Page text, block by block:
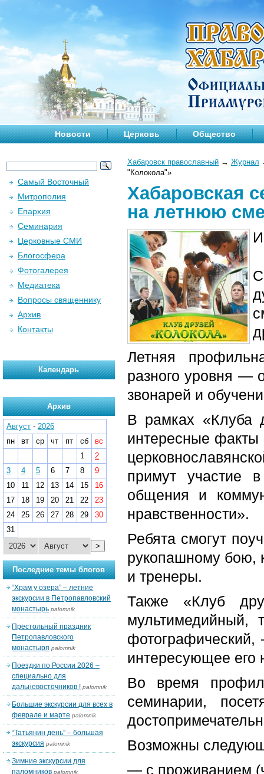
Новости Церковь Общество
Хабаровск православный → Журнал
"Колокола"»
Хабаровская
на летнюю
Летняя
разного уровня —
звонарей и
В рамках «Клуба
интересные факты
примут участие
общения и
нравственности».
Ребята смогут
рукопашному бою,
и тренеры.
Также «Клуб
мультимедийный,
интересующее его
Во время
семинарии,
Возможны
— с проживанием
Самый Восточный
Митрополия
Епархия
Семинария
Церковные СМИ
Блогосфера
Фотогалерея
Медиатека
Вопросы священнику
Архив
Контакты
Календарь
Архив
Август - 2026
пн
вт ср чт пт сб
вс
1
2
3
4 5 6 7 8
9
10
11 12 13 14 15
16
17
18 19 20 21 22
23
24
25 26 27 28 29
30
31
>
Последние темы блогов
“Храм у озера” – летние
экскурсии в Петропавловский
монастырь palomnik
Престольный праздник
Петропавловского
монастыря palomnik
Поездки по России 2026 –
специально для
дальневосточников ! palomnik
Большие экскурсии для всех в
феврале и марте palomnik
“Татьянин день” – большая
экскурсия palomnik
Зимние экскурсии для
паломников palomnik